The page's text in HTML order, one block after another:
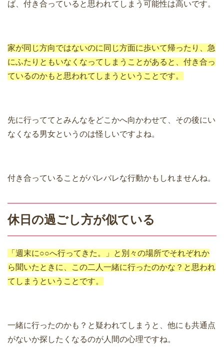
ば、付き合っていると思われてしまう可能性は高いです。
家が同じ方向ではないのに同じ方面に歩いて帰ったり、急
にふたりともいなくなってしまうことがあると、付き合っ
ているのかもと思われてしまうということです。
先に行っててとみんなをどこかへ向かわせて、その後にい
なくなる男女というのは怪しいですよね。
付き合っていることがバレバレな行動かもしれませんね。
休日の過ごし方が似ている
「週末に○○へ行ってきた。」と別々の場所でそれぞれか
ら聞いたときに、この二人一緒に行ったのかな？と思われ
てしまうということです。
一緒に行ったのかも？と疑われてしまうと、他にも共通点
がないか探したくなるのが人間の心理ですね。